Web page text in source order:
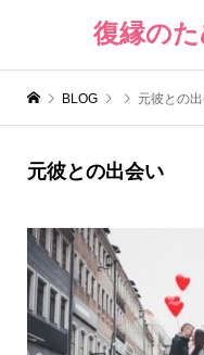
復縁の
BLOG 元彼との
元彼との出会い